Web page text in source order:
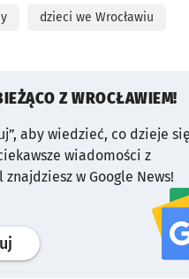
dzieci we Wrocławiu
Z WROCŁAWIEM!
aby wiedzieć, co dzieje
wiadomości z
w Google News!
profil